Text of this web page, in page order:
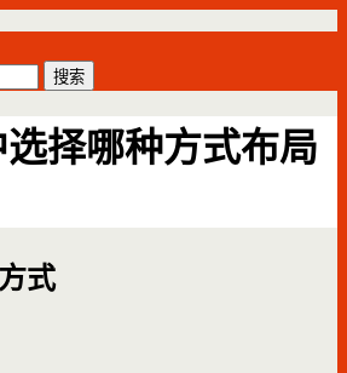
选择哪种方式布局
式